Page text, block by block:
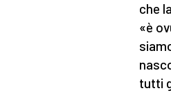
che
«è
tutti